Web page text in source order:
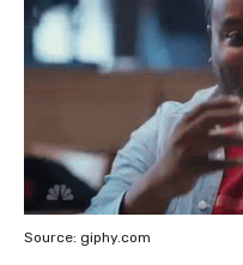
Source: giphy.com